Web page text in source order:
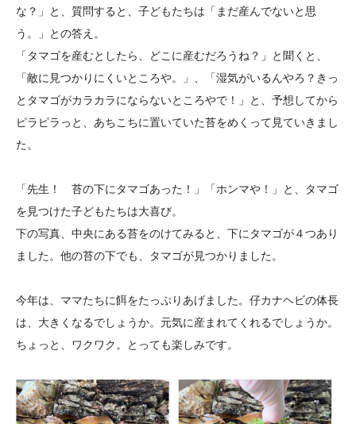
ログラム助成
な？」と、質問すると、子どもたちは「まだ産んでないと思
う。」との答え。
「タマゴを産むとしたら、どこに産むだろうね？」と聞くと、
「敵に見つかりにくいところや。」、「湿気がいるんやろ？きっ
とタマゴがカラカラにならないところやで！」と、予想してから
ピラピラっと、あちこちに置いていた苔をめくって見ていきまし
た。
「先生！ 苔の下にタマゴあった！」「ホンマや！」と、タマゴ
を見つけた子どもたちは大喜び。
下の写真、中央にある苔をのけてみると、下にタマゴが４つあり
ました。他の苔の下でも、タマゴが見つかりました。
今年は、ママたちに餌をたっぷりあげました。仔カナヘビの体長
は、大きくなるでしょうか。元気に産まれてくれるでしょうか。
ちょっと、ワクワク。とっても楽しみです。